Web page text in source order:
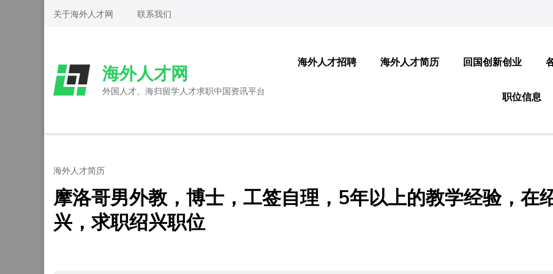
Skip
Enter)
关于海外人才网 联系我们
海外人才网
外国人才、海归留学人才求职中国资讯平台
海外人才招聘 海外人才简历 回国创新创业
职位信息
海外人才简历
摩洛哥男外教，博士，工签自理，5年以上的教学经验，在
兴，求职绍兴职位